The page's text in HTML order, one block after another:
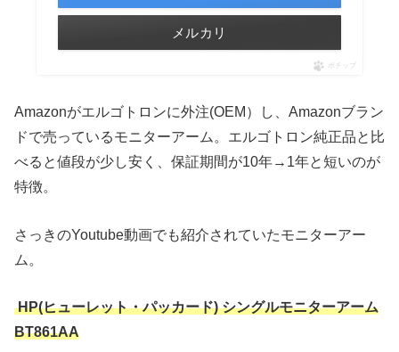
メルカリ
ポチップ
Amazonがエルゴトロンに外注(OEM）し、Amazonブラン
ドで売っているモニターアーム。エルゴトロン純正品と比
べると値段が少し安く、保証期間が10年→1年と短いのが
特徴。
さっきのYoutube動画でも紹介されていたモニターアー
ム。
HP(ヒューレット・パッカード) シングルモニターアーム
BT861AA